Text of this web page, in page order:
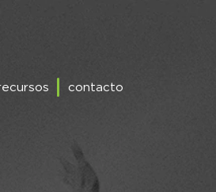
contacto